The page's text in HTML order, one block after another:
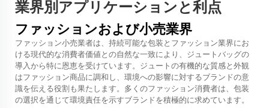
業界別アプリケーションと利点
ファッションおよび小売業界
ファッション小売業者は、持続可能な包装とファッション業界にお
ける現代的な消費者価値との自然な一致により、ジュートバッグの
導入から特に恩恵を受けています。ジュートの有機的な質感と外観
はファッション商品に調和し、環境への影響に対するブランドの意
識を伝える役割も果たします。多くのファッション消費者は、包装
の選択を通じて環境責任を示すブランドを積極的に求めています。